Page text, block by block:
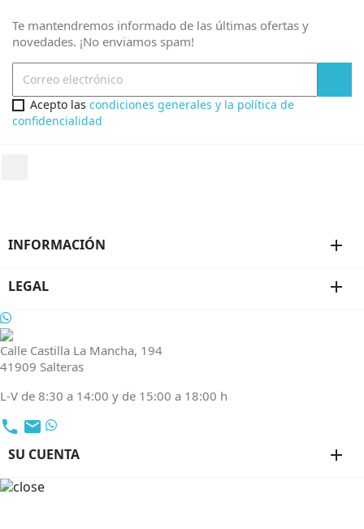
Te mantendremos informado de las últimas ofertas y
novedades. ¡No enviamos spam!
Acepto las condiciones generales y la política de
confidencialidad
INFORMACIÓN add
LEGAL add
Calle Castilla La Mancha, 194
41909 Salteras
L-V de 8:30 a 14:00 y de 15:00 a 18:00 h
local_phone email
SU CUENTA add